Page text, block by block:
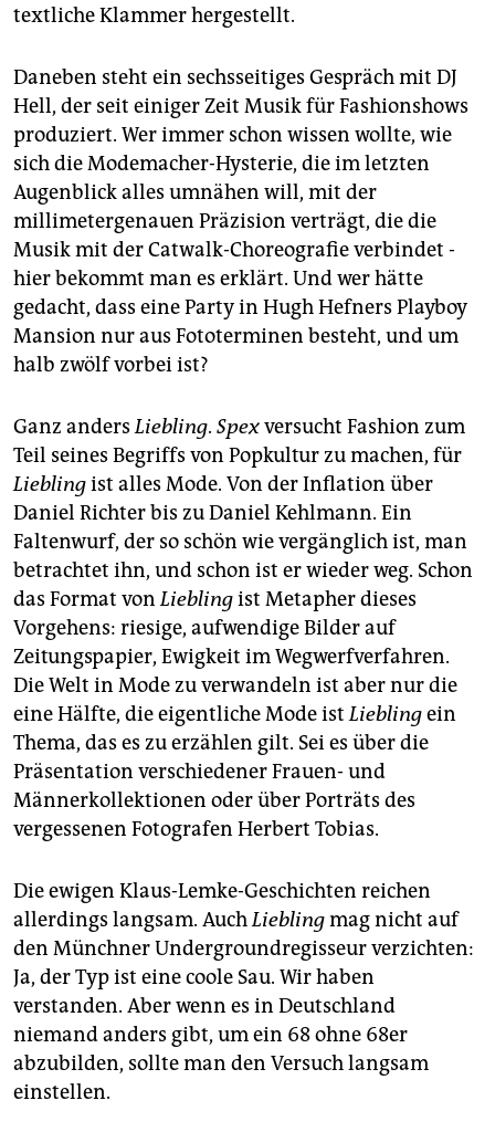
textliche Klammer hergestellt.
Daneben steht ein sechsseitiges Gespräch mit DJ
Hell, der seit einiger Zeit Musik für Fashionshows
produziert. Wer immer schon wissen wollte, wie
sich die Modemacher-Hysterie, die im letzten
Augenblick alles umnähen will, mit der
millimetergenauen Präzision verträgt, die die
Musik mit der Catwalk-Choreografie verbindet -
hier bekommt man es erklärt. Und wer hätte
gedacht, dass eine Party in Hugh Hefners Playboy
Mansion nur aus Fototerminen besteht, und um
halb zwölf vorbei ist?
Ganz andersLiebling. Spexversucht Fashion zum
Teil seines Begriffs von Popkultur zu machen, für
Lieblingist alles Mode. Von der Inflation über
Daniel Richter bis zu Daniel Kehlmann. Ein
Faltenwurf, der so schön wie vergänglich ist, man
betrachtet ihn, und schon ist er wieder weg. Schon
das Format vonLieblingist Metapher dieses
Vorgehens: riesige, aufwendige Bilder auf
Zeitungspapier, Ewigkeit im Wegwerfverfahren.
Die Welt in Mode zu verwandeln ist aber nur die
eine Hälfte, die eigentliche Mode istLieblingein
Thema, das es zu erzählen gilt. Sei es über die
Präsentation verschiedener Frauen- und
Männerkollektionen oder über Porträts des
vergessenen Fotografen Herbert Tobias.
Die ewigen Klaus-Lemke-Geschichten reichen
allerdings langsam. AuchLieblingmag nicht auf
den Münchner Undergroundregisseur verzichten:
Ja, der Typ ist eine coole Sau. Wir haben
verstanden. Aber wenn es in Deutschland
niemand anders gibt, um ein 68 ohne 68er
abzubilden, sollte man den Versuch langsam
einstellen.